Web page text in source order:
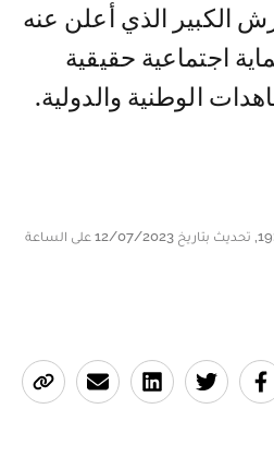
الكبير الذي أعلن عنه
اجتماعية حقيقية
الوطنية والدولية.
في 12/07/2023 على الساعة 19:00, تحديث بتاريخ 12/07/2023 على الساعة